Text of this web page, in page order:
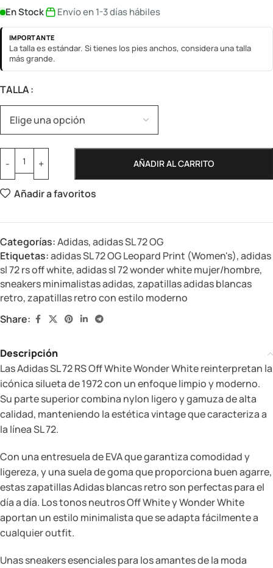
En Stock Envío en 1-3 días hábiles
IMPORTANTE
La talla es estándar. Si tienes los pies anchos, considera una talla
más grande.
TALLA
AÑADIR AL CARRITO
Añadir a favoritos
Categorías:Adidas,adidas SL 72 OG
Etiquetas:adidas SL 72 OG Leopard Print (Women's),adidas
sl 72 rs off white,adidas sl 72 wonder white mujer/hombre,
sneakers minimalistas adidas,zapatillas adidas blancas
retro,zapatillas retro con estilo moderno
Share:
Descripción
Las Adidas SL 72 RS Off White Wonder White reinterpretan la
icónica silueta de 1972 con un enfoque limpio y moderno.
Su parte superior combina nylon ligero y gamuza de alta
calidad, manteniendo la estética vintage que caracteriza a
la línea SL 72.
Con una entresuela de EVA que garantiza comodidad y
ligereza, y una suela de goma que proporciona buen agarre,
estas zapatillas Adidas blancas retro son perfectas para el
día a día. Los tonos neutros Off White y Wonder White
aportan un estilo minimalista que se adapta fácilmente a
cualquier outfit.
Unas sneakers esenciales para los amantes de la moda